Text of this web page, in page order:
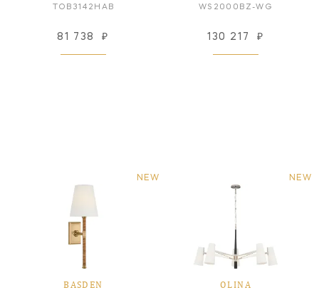
TOB3142HAB
81 738 ₽
WS2000BZ-WG
130 217 ₽
NEW
BASDEN
NEW
OLINA